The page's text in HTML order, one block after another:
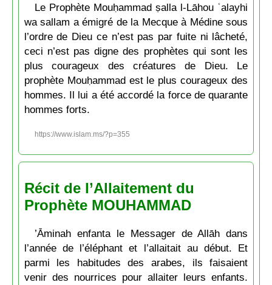
Le Prophète Mouḥammad ṣalla l-Lāhou ʿalayhi
wa sallam a émigré de la Mecque à Médine sous
l’ordre de Dieu ce n’est pas par fuite ni lâcheté,
ceci n’est pas digne des prophètes qui sont les
plus courageux des créatures de Dieu. Le
prophète Mouḥammad est le plus courageux des
hommes. Il lui a été accordé la force de quarante
hommes forts.
https://www.islam.ms/?p=355
Récit de l’Allaitement du
Prophète MOUHAMMAD
’Āminah enfanta le Messager de Allāh dans
l’année de l’éléphant et l’allaitait au début. Et
parmi les habitudes des arabes, ils faisaient
venir des nourrices pour allaiter leurs enfants.